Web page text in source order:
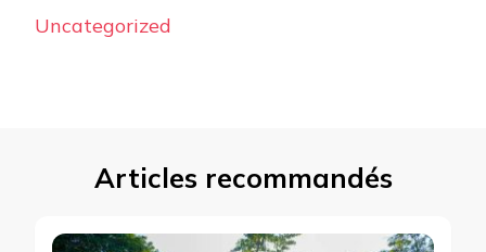
Uncategorized
Articles recommandés